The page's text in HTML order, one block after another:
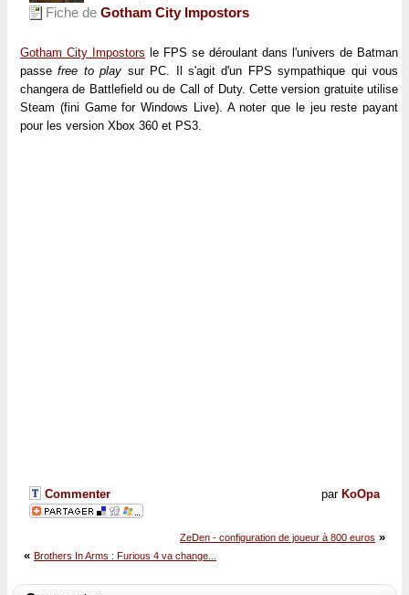
Fiche de Gotham City Impostors
Gotham City Impostors le FPS se déroulant dans l'univers de Batman
passefree to play sur PC. Il s'agit d'un FPS sympathique qui vous
changera de Battlefield ou de Call of Duty. Cette version gratuite utilise
Steam (fini Game for Windows Live). A noter que le jeu reste payant
pour les version Xbox 360 et PS3.
par KoOpa
Commenter
ZeDen - configuration de joueur à 800 euros »
« Brothers In Arms : Furious 4 va change...